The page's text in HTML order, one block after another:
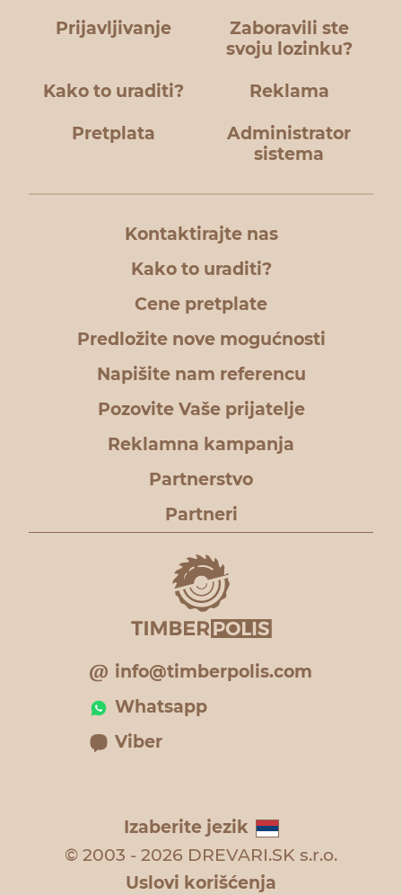
Prijavljivanje
Zaboravili ste
svoju lozinku?
Kako to uraditi? Reklama
Pretplata
Administrator
sistema
Kontaktirajte nas
Kako to uraditi?
Cene pretplate
Predložite nove mogućnosti
Napišite nam referencu
Pozovite Vaše prijatelje
Reklamna kampanja
Partnerstvo
Partneri
info@timberpolis.com
Whatsapp
Viber
Izaberite jezik
© 2003 - 2026 DREVARI.SK s.r.o.
Uslovi korišćenja